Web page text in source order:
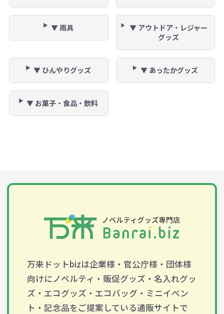
▼ 雨具
▼ アウトドア・レジャー
グッズ
▼ ひんやりグッズ ▼ あったかグッズ
▼ お菓子・食品・飲料
万来ドットbizは企業様・官公庁様・団体様
向けにノベルティ・販促グッズ・名入れグッ
ズ・エコグッズ・エコバッグ・ミニイベン
ト・記念品をご提案している通販サイトで